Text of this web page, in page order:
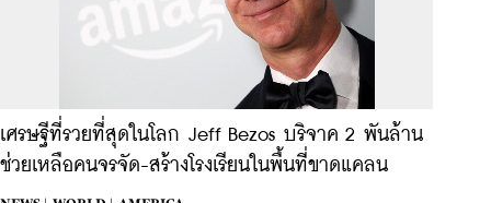
เศรษฐีที่รวยที่สุดในโลก Jeff Bezos บริจาค 2 พันล้าน
ช่วยเหลือคนจรจัด-สร้างโรงเรียนในพื้นที่ขาดแคลน